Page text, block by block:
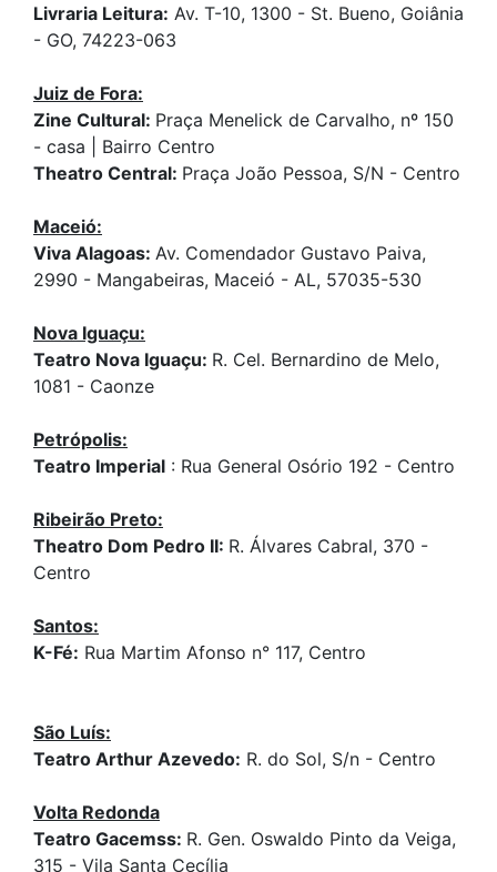
Livraria Leitura: Av. T-10, 1300 - St. Bueno, Goiânia
- GO, 74223-063
Juiz de Fora:
Zine Cultural: Praça Menelick de Carvalho, nº 150
- casa | Bairro Centro
Theatro Central: Praça João Pessoa, S/N - Centro
Maceió:
Viva Alagoas: Av. Comendador Gustavo Paiva,
2990 - Mangabeiras, Maceió - AL, 57035-530
Nova Iguaçu:
Teatro Nova Iguaçu: R. Cel. Bernardino de Melo,
1081 - Caonze
Petrópolis:
Teatro Imperial : Rua General Osório 192 - Centro
Ribeirão Preto:
Theatro Dom Pedro II: R. Álvares Cabral, 370 -
Centro
Santos:
K-Fé: Rua Martim Afonso n° 117, Centro
São Luís:
Teatro Arthur Azevedo: R. do Sol, S/n - Centro
Volta Redonda
Teatro Gacemss: R. Gen. Oswaldo Pinto da Veiga,
315 - Vila Santa Cecília